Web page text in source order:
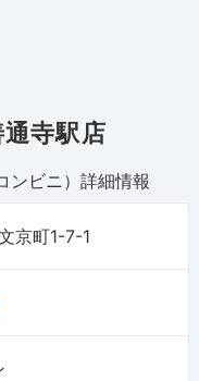
寺駅店
ビニ） 詳細情報
京町1-7-1